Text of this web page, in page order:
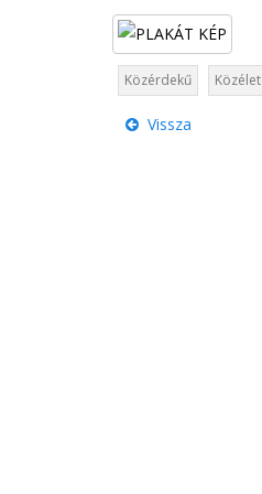
Közérdekű Közélet
Vissza